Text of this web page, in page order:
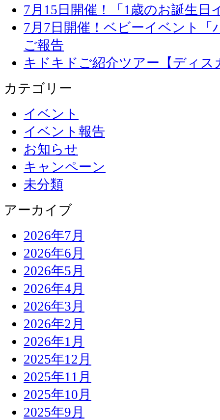
7月15日開催！「1歳のお誕生日
7月7日開催！ベビーイベント
ご報告
キドキドご紹介ツアー【ディス
カテゴリー
イベント
イベント報告
お知らせ
キャンペーン
未分類
アーカイブ
2026年7月
2026年6月
2026年5月
2026年4月
2026年3月
2026年2月
2026年1月
2025年12月
2025年11月
2025年10月
2025年9月